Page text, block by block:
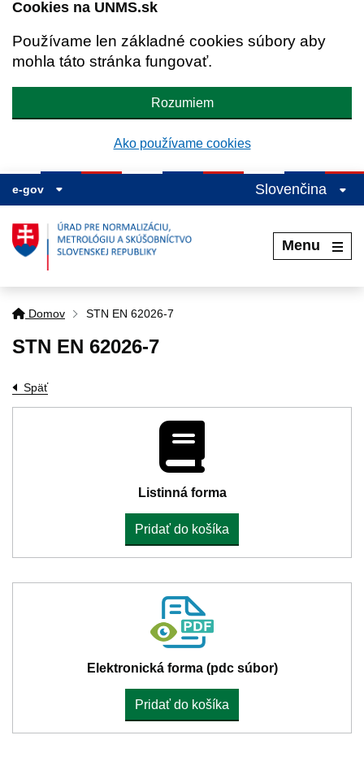
Cookies na UNMS.sk
Používame len základné cookies súbory aby
mohla táto stránka fungovať.
Rozumiem
Ako používame cookies
e-gov Slovenčina
Menu
Domov STN EN 62026-7
STN EN 62026-7
Späť
Listinná forma
Pridať do košíka
Elektronická forma (pdc súbor)
Pridať do košíka